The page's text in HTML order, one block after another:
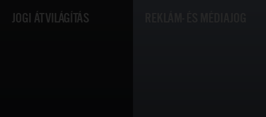
JOGI ÁTVILÁGÍTÁS